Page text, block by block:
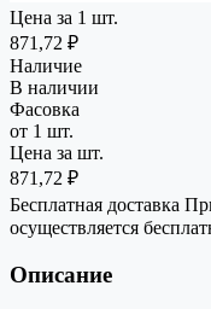
Цена за 1 шт.
871,72 ₽
Наличие
В наличии
Фасовка
от 1 шт.
Цена за шт.
871,72 ₽
Бесплатная доставка
осуществляется
Описание